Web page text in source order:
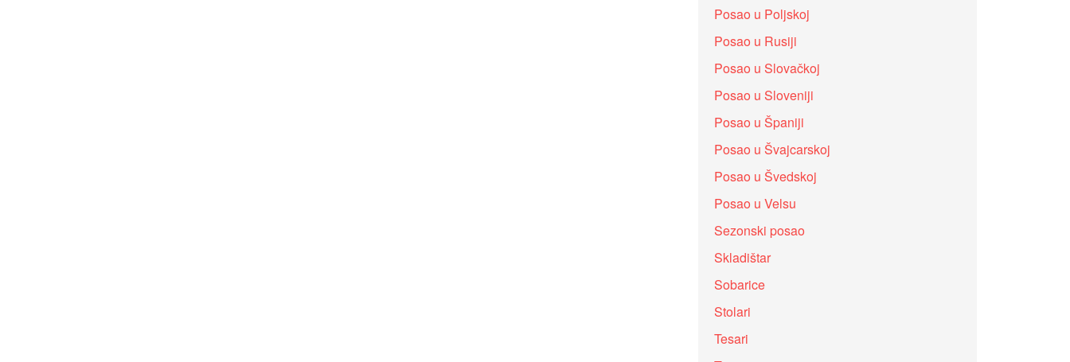
Posao u Poljskoj
Posao u Rusiji
Posao u Slovačkoj
Posao u Sloveniji
Posao u Španiji
Posao u Švajcarskoj
Posao u Švedskoj
Posao u Velsu
Sezonski posao
Skladištar
Sobarice
Stolari
Tesari